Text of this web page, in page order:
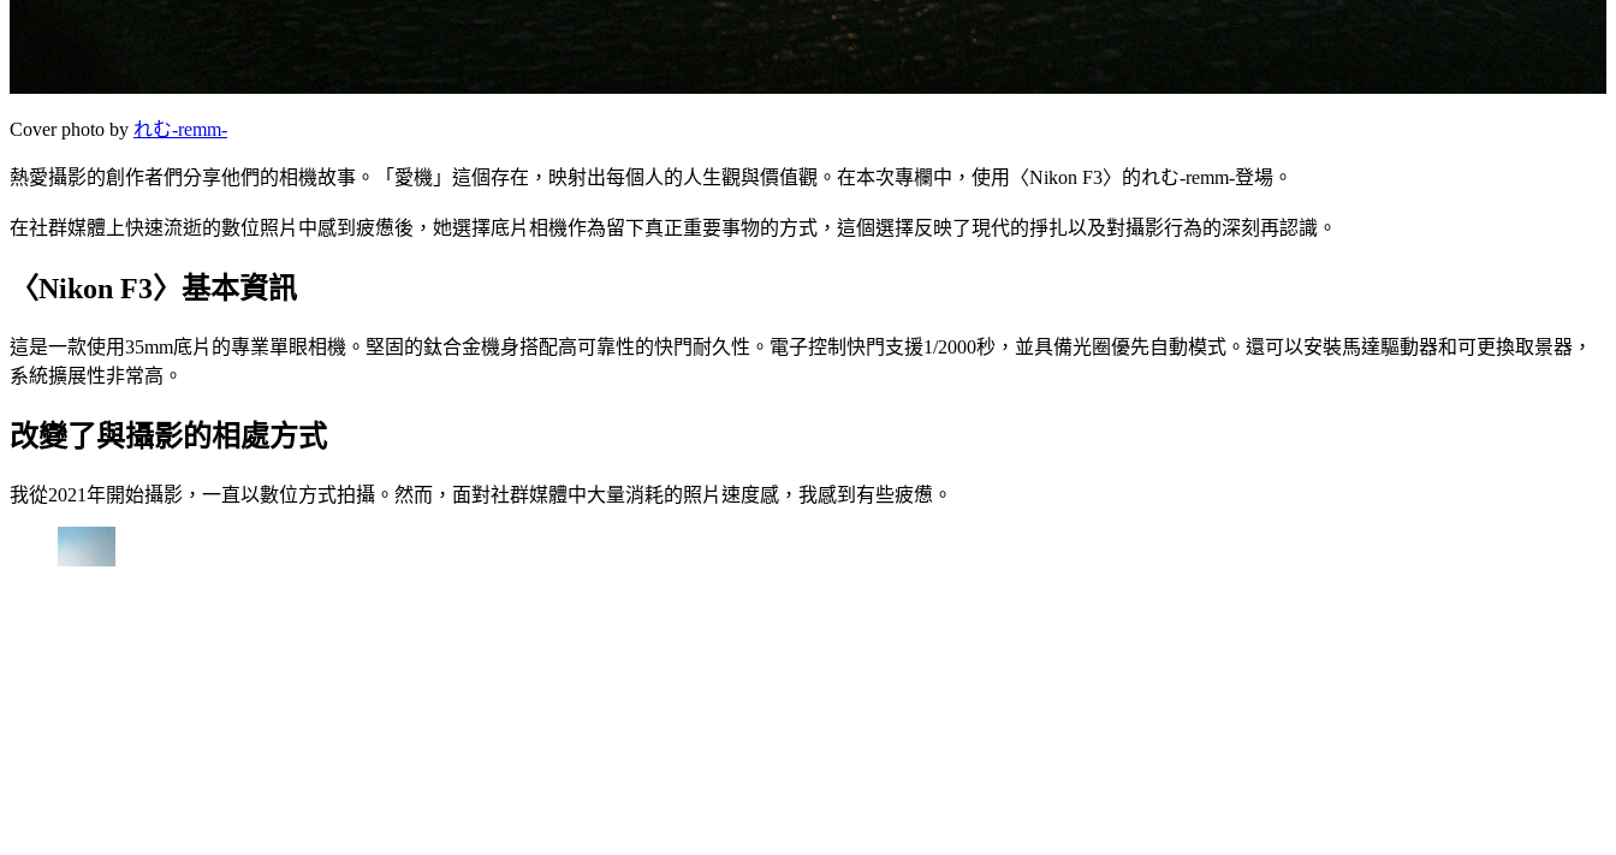
Cover photo by れむ-remm-
熱愛攝影的創作者們分享他們的相機故事。「愛機」這個存在，映射出每個人的人生觀與價值觀。在本次專欄中，使用〈Nikon F3〉的れむ-remm-登場。
在社群媒體上快速流逝的數位照片中感到疲憊後，她選擇底片相機作為留下真正重要事物的方式，這個選擇反映了現代的掙扎以及對攝影行為的深刻再認識。
〈Nikon F3〉基本資訊
這是一款使用35mm底片的專業單眼相機。堅固的鈦合金機身搭配高可靠性的快門耐久性。電子控制快門支援1/2000秒，並具備光圈優先自動模式。還可以安裝馬達驅動器和可更換取景器，
系統擴展性非常高。
改變了與攝影的相處方式
我從2021年開始攝影，一直以數位方式拍攝。然而，面對社群媒體中大量消耗的照片速度感，我感到有些疲憊。